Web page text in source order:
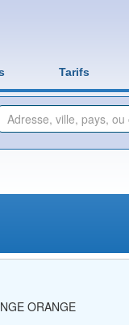
Tarifs
ORANGE